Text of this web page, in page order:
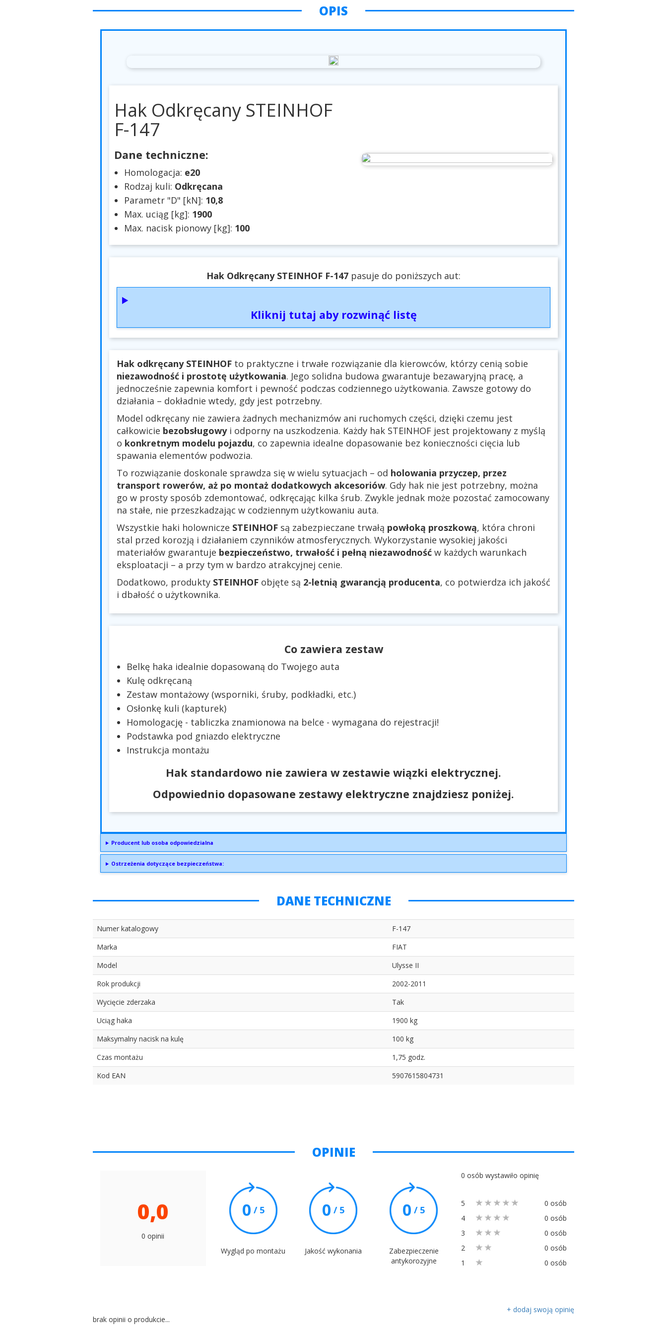
OPIS
Hak Odkręcany STEINHOF
F-147
Dane techniczne:
Homologacja: e20
Rodzaj kuli: Odkręcana
Parametr "D" [kN]: 10,8
Max. uciąg [kg]: 1900
Max. nacisk pionowy [kg]: 100
Hak Odkręcany STEINHOF F-147 pasuje do poniższych aut:
Kliknij tutaj aby rozwinąć listę
Hak odkręcany STEINHOF to praktyczne i trwałe rozwiązanie dla kierowców, którzy cenią sobie
niezawodność i prostotę użytkowania. Jego solidna budowa gwarantuje bezawaryjną pracę, a
jednocześnie zapewnia komfort i pewność podczas codziennego użytkowania. Zawsze gotowy do
działania – dokładnie wtedy, gdy jest potrzebny.
Model odkręcany nie zawiera żadnych mechanizmów ani ruchomych części, dzięki czemu jest
całkowicie bezobsługowyi odporny na uszkodzenia. Każdy hak STEINHOF jest projektowany z myślą
o konkretnym modelu pojazdu, co zapewnia idealne dopasowanie bez konieczności cięcia lub
spawania elementów podwozia.
To rozwiązanie doskonale sprawdza się w wielu sytuacjach – od holowania przyczep, przez
transport rowerów, aż po montaż dodatkowych akcesoriów. Gdy hak nie jest potrzebny, można
go w prosty sposób zdemontować, odkręcając kilka śrub. Zwykle jednak może pozostać zamocowany
na stałe, nie przeszkadzając w codziennym użytkowaniu auta.
Wszystkie haki holownicze STEINHOF są zabezpieczane trwałą powłoką proszkową, która chroni
stal przed korozją i działaniem czynników atmosferycznych. Wykorzystanie wysokiej jakości
materiałów gwarantuje bezpieczeństwo, trwałość i pełną niezawodność w każdych warunkach
eksploatacji – a przy tym w bardzo atrakcyjnej cenie.
Dodatkowo, produkty STEINHOF objęte są 2-letnią gwarancją producenta, co potwierdza ich jakość
i dbałość o użytkownika.
Co zawiera zestaw
Belkę haka idealnie dopasowaną do Twojego auta
Kulę odkręcaną
Zestaw montażowy (wsporniki, śruby, podkładki, etc.)
Osłonkę kuli (kapturek)
Homologację - tabliczka znamionowa na belce - wymagana do rejestracji!
Podstawka pod gniazdo elektryczne
Instrukcja montażu
Hak standardowo nie zawiera w zestawie wiązki elektrycznej.
Odpowiednio dopasowane zestawy elektryczne znajdziesz poniżej.
Producent lub osoba odpowiedzialna
Ostrzeżenia dotyczące bezpieczeństwa:
DANE TECHNICZNE
Numer katalogowy
F-147
Marka
FIAT
Model
Ulysse II
Rok produkcji
2002-2011
Wycięcie zderzaka
Tak
Uciąg haka
1900 kg
Maksymalny nacisk na kulę
100 kg
Czas montażu
1,75 godz.
Kod EAN
5907615804731
OPINIE
0,0
0 opinii
0 / 5
Wygląd po montażu
0 / 5
Jakość wykonania
0 / 5
Zabezpieczenie
antykorozyjne
0 osób wystawiło opinię
5
0 osób
4
0 osób
3
0 osób
2
0 osób
1
0 osób
+ dodaj swoją opinię
brak opinii o produkcie...